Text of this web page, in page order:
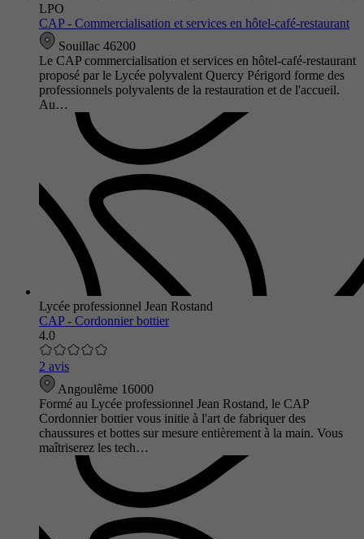
LPO
CAP - Commercialisation et services en hôtel-café-restaurant
Souillac 46200
Le CAP commercialisation et services en hôtel-café-restaurant
proposé par le Lycée polyvalent Quercy Périgord forme des
professionnels polyvalents de la restauration et de l'accueil.
Au…
Lycée professionnel Jean Rostand
CAP - Cordonnier bottier
4.0
2 avis
Angoulême 16000
Formé au Lycée professionnel Jean Rostand, le CAP
Cordonnier bottier vous initie à l'art de fabriquer des
chaussures et bottes sur mesure entièrement à la main. Vous
maîtriserez les tech…